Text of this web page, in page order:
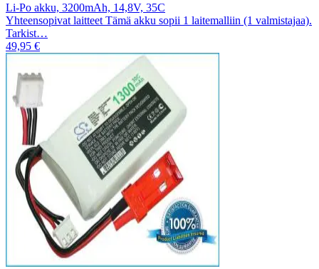
Li-Po akku, 3200mAh, 14,8V, 35C
Yhteensopivat laitteet Tämä akku sopii 1 laitemalliin (1 valmistajaa).
Tarkist…
49,95 €